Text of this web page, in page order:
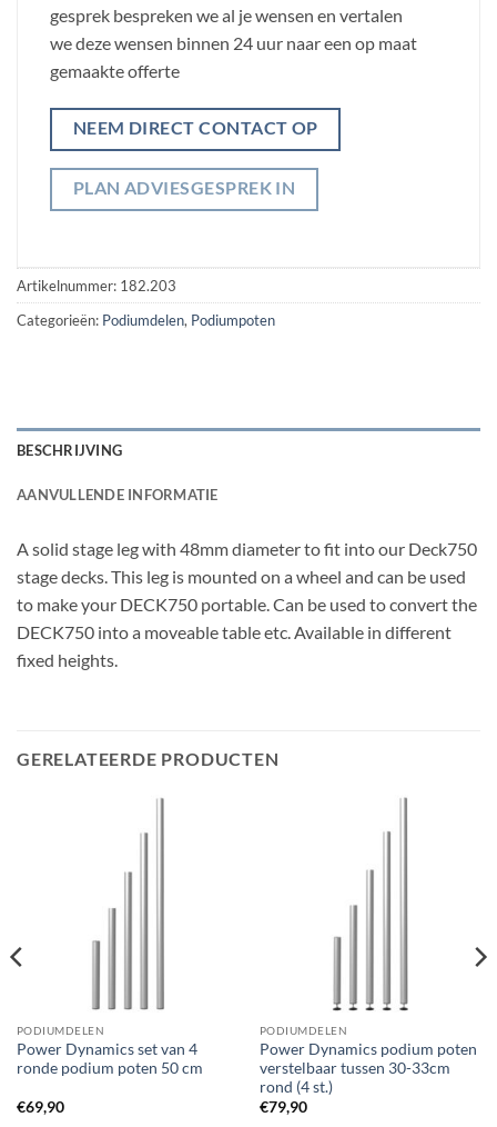
gesprek bespreken we al je wensen en vertalen
we deze wensen binnen 24 uur naar een op maat
gemaakte offerte
NEEM DIRECT CONTACT OP
PLAN ADVIESGESPREK IN
Artikelnummer: 182.203
Categorieën: Podiumdelen, Podiumpoten
BESCHRIJVING
AANVULLENDE INFORMATIE
A solid stage leg with 48mm diameter to fit into our Deck750
stage decks. This leg is mounted on a wheel and can be used
to make your DECK750 portable. Can be used to convert the
DECK750 into a moveable table etc. Available in different
fixed heights.
GERELATEERDE PRODUCTEN
PODIUMDELEN
Power Dynamics set van 4
ronde podium poten 50 cm
€69,90
PODIUMDELEN
Power Dynamics podium poten
verstelbaar tussen 30-33cm
rond (4 st.)
€79,90